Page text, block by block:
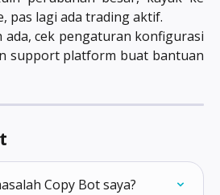
pas lagi ada trading aktif.
ada, cek pengaturan konfigurasi
support platform buat bantuan
Copy Bot saya?